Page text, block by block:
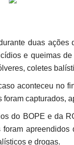
duas ações
e queimas
coletes
aconteceu no
foram capturados,
do BOPE e da
foram apreendidos
e drogas.